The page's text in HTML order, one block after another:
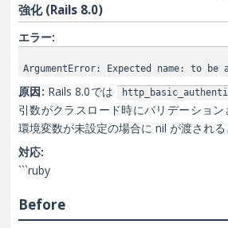
強化 (Rails 8.0)
エラー:
ArgumentError: Expected name: to
原因: Rails 8.0では
引数がクラスロード時にバリデーション
環境変数が未設定の場合に nil が渡される
対応:
```ruby
Before